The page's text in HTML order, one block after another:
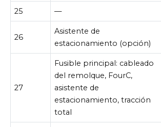
25 —
26
Asistente de
estacionamiento (opción)
27
Fusible principal: cableado
del remolque, FourC,
asistente de
estacionamiento, tracción
total